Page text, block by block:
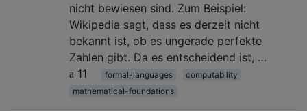
nicht bewiesen sind. Zum Beispiel:
Wikipedia sagt, dass es derzeit nicht
bekannt ist, ob es ungerade perfekte
Zahlen gibt. Da es entscheidend ist, …
11
formal-languages
computability
mathematical-foundations